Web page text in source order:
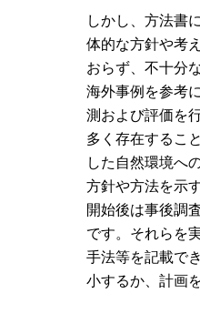
しかし、方法書
体的な方針や考
おらず、不十分
海外事例を参考
測および評価を
多く存在するこ
した自然環境へ
方針や方法を示
開始後は事後調
です。それらを
手法等を記載で
小するか、計画